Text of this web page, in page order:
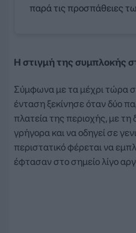
παρά τις προσπάθειες
Η στιγμή της συμπλοκής
Σύμφωνα με τα μέχρι τώρα
ένταση ξεκίνησε όταν δύο
πλατεία της περιοχής, με τη
γρήγορα και να οδηγεί σε
περιστατικό φέρεται να
έφτασαν στο σημείο λίγο